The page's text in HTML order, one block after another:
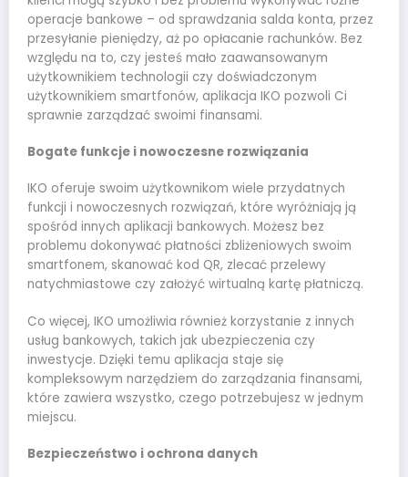
operacje bankowe – od sprawdzania salda konta, przez
przesyłanie pieniędzy, aż po opłacanie rachunków. Bez
względu na to, czy jesteś mało zaawansowanym
użytkownikiem technologii czy doświadczonym
użytkownikiem smartfonów, aplikacja IKO pozwoli Ci
sprawnie zarządzać swoimi finansami.
Bogate funkcje i nowoczesne rozwiązania
IKO oferuje swoim użytkownikom wiele przydatnych
funkcji i nowoczesnych rozwiązań, które wyróżniają ją
spośród innych aplikacji bankowych. Możesz bez
problemu dokonywać płatności zbliżeniowych swoim
smartfonem, skanować kod QR, zlecać przelewy
natychmiastowe czy założyć wirtualną kartę płatniczą.
Co więcej, IKO umożliwia również korzystanie z innych
usług bankowych, takich jak ubezpieczenia czy
inwestycje. Dzięki temu aplikacja staje się
kompleksowym narzędziem do zarządzania finansami,
które zawiera wszystko, czego potrzebujesz w jednym
miejscu.
Bezpieczeństwo i ochrona danych